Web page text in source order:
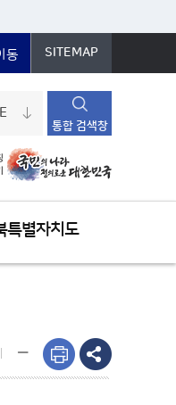
동 SITEMAP
통합 검색창
특별자치도
-